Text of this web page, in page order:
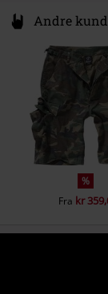
Andre
%
Fra kr